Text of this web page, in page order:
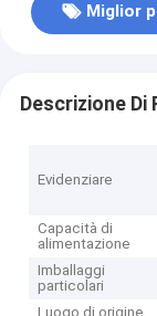
Miglior
Descrizione Di
Evidenziare
Capacità di
alimentazione
Imballaggi
particolari
Luogo di origine